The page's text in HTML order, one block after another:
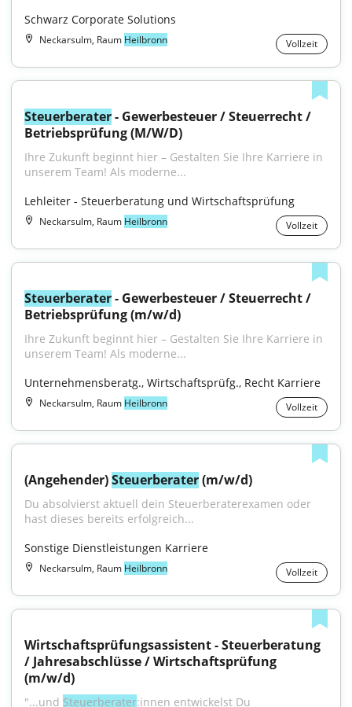
Schwarz Corporate Solutions
Neckarsulm, Raum Heilbronn Vollzeit
Steuerberater - Gewerbesteuer / Steuerrecht /
Betriebsprüfung (M/W/D)
Ihre Zukunft beginnt hier – Gestalten Sie Ihre Karriere in
unserem Team! Als moderne...
Lehleiter - Steuerberatung und Wirtschaftsprüfung
Neckarsulm, Raum Heilbronn Vollzeit
Steuerberater - Gewerbesteuer / Steuerrecht /
Betriebsprüfung (m/w/d)
Ihre Zukunft beginnt hier – Gestalten Sie Ihre Karriere in
unserem Team! Als moderne...
Unternehmensberatg., Wirtschaftsprüfg., Recht Karriere
Neckarsulm, Raum Heilbronn Vollzeit
(Angehender) Steuerberater (m/w/d)
Du absolvierst aktuell dein Steuerberaterexamen oder
hast dieses bereits erfolgreich...
Sonstige Dienstleistungen Karriere
Neckarsulm, Raum Heilbronn Vollzeit
Wirtschaftsprüfungsassistent - Steuerberatung
/ Jahresabschlüsse / Wirtschaftsprüfung
(m/w/d)
"...und Steuerberater:innen entwickelst Du